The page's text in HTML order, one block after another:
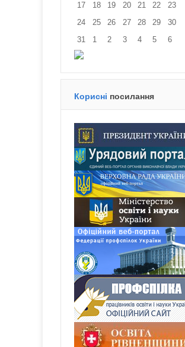
17
18 19 20 21 22
23
24
25 26 27 28 29
30
31
1 2 3 4 5 6
Корисні посилання